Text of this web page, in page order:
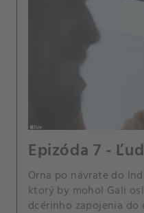
Epizóda 7 -
Orna po návrate do
ktorý by mohol Gali
dcérinho zapojenia do